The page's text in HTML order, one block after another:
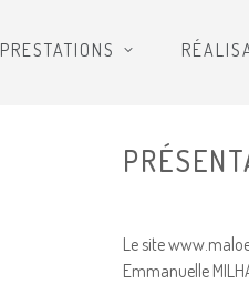
PRESTATIONS
Le site
Emmanuelle